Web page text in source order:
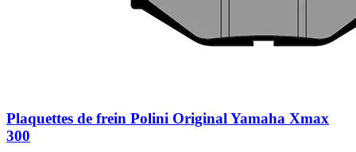
Plaquettes de frein Polini Original Yamaha Xmax
300